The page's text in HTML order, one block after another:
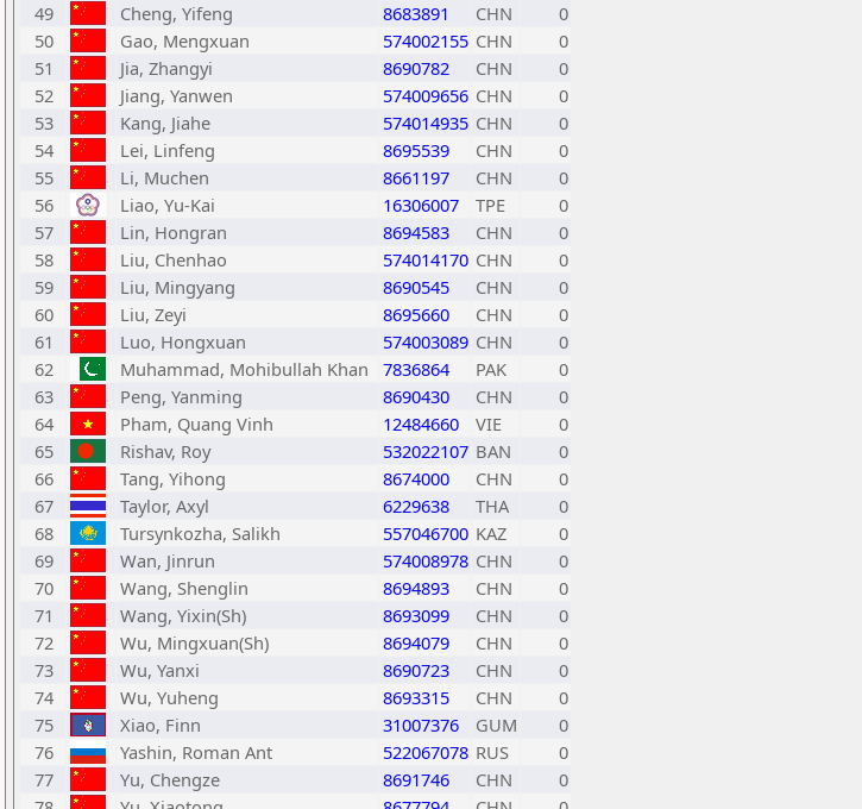
49
Cheng, Yifeng 8683891 CHN
0
50
Gao, Mengxuan 574002155 CHN
0
51
Jia, Zhangyi 8690782 CHN
0
52
Jiang, Yanwen 574009656 CHN
0
53
Kang, Jiahe 574014935 CHN
0
54
Lei, Linfeng 8695539 CHN
0
55
Li, Muchen 8661197 CHN
0
56
Liao, Yu-Kai 16306007 TPE
0
57
Lin, Hongran 8694583 CHN
0
58
Liu, Chenhao 574014170 CHN
0
59
Liu, Mingyang 8690545 CHN
0
60
Liu, Zeyi 8695660 CHN
0
61
Luo, Hongxuan 574003089 CHN
0
62
Muhammad, Mohibullah Khan 7836864 PAK
0
63
Peng, Yanming 8690430 CHN
0
64
Pham, Quang Vinh 12484660 VIE
0
65
Rishav, Roy 532022107 BAN
0
66
Tang, Yihong 8674000 CHN
0
67
Taylor, Axyl 6229638 THA
0
68
Tursynkozha, Salikh 557046700 KAZ
0
69
Wan, Jinrun 574008978 CHN
0
70
Wang, Shenglin 8694893 CHN
0
71
Wang, Yixin(Sh) 8693099 CHN
0
72
Wu, Mingxuan(Sh) 8694079 CHN
0
73
Wu, Yanxi 8690723 CHN
0
74
Wu, Yuheng 8693315 CHN
0
75
Xiao, Finn 31007376 GUM
0
76
Yashin, Roman Ant 522067078 RUS
0
77
Yu, Chengze 8691746 CHN
0